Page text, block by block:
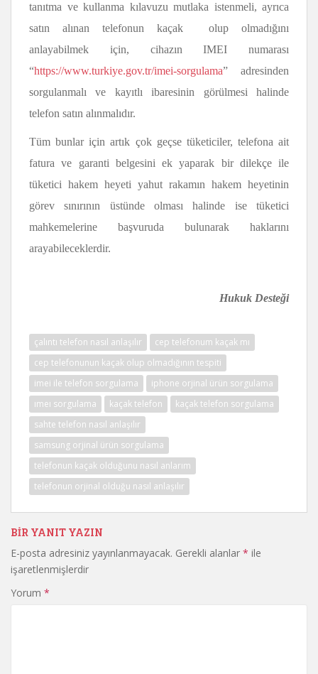
tanıtma ve kullanma kılavuzu mutlaka istenmeli, ayrıca
satın alınan telefonun kaçak olup olmadığını
anlayabilmek için, cihazın IMEI numarası
“https://www.turkiye.gov.tr/imei-sorgulama” adresinden
sorgulanmalı ve kayıtlı ibaresinin görülmesi halinde
telefon satın alınmalıdır.
Tüm bunlar için artık çok geçse tüketiciler, telefona ait
fatura ve garanti belgesini ek yaparak bir dilekçe ile
tüketici hakem heyeti yahut rakamın hakem heyetinin
görev sınırının üstünde olması halinde ise tüketici
mahkemelerine başvuruda bulunarak haklarını
arayabileceklerdir.
Hukuk Desteği
çalıntı telefon nasıl anlaşılır
cep telefonum kaçak mı
cep telefonunun kaçak olup olmadığının tespiti
imei ile telefon sorgulama
iphone orjinal ürün sorgulama
ımeı sorgulama
kaçak telefon
kaçak telefon sorgulama
sahte telefon nasıl anlaşılır
samsung orjinal ürün sorgulama
telefonun kaçak olduğunu nasıl anlarım
telefonun orjinal olduğu nasıl anlaşılır
BIR YANIT YAZIN
E-posta adresiniz yayınlanmayacak. Gerekli alanlar * ile
işaretlenmişlerdir
Yorum *